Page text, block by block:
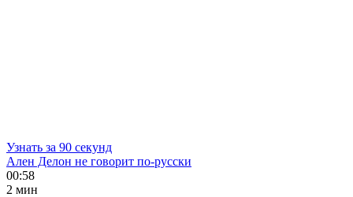
Узнать за 90 секунд
Ален Делон не говорит по-русски
00:58
2 мин